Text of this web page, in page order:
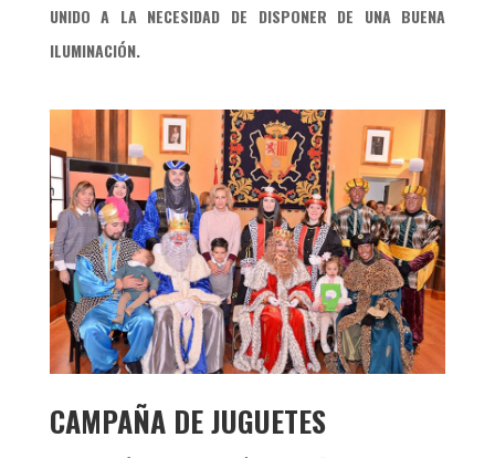
UNIDO A LA NECESIDAD DE DISPONER DE UNA BUENA
ILUMINACIÓN.
CAMPAÑA DE JUGUETES